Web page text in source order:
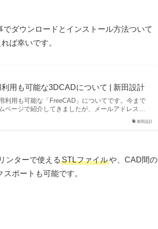
ダウンロードとインストール方法ついて
ば幸いです。
新田設計
用も可能な3DCADについて | 新田設計
利用も可能な「FreeCAD」についてです。今まで
ページで紹介してきましたが、メールアドレス…
ンターで使える STLファイルや、CAD間の
スポートも可能です。